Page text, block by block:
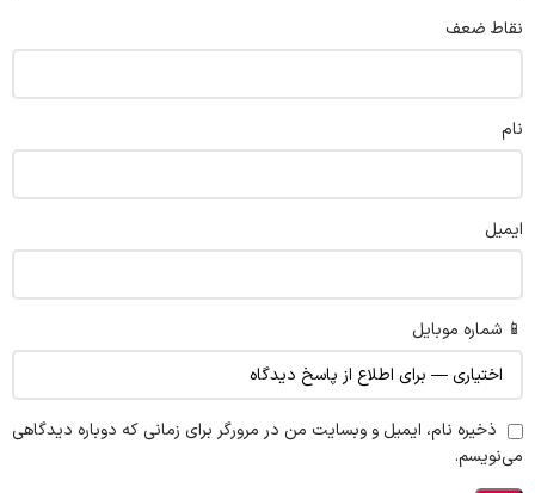
نقاط ضعف
نام
ایمیل
📱 شماره موبایل
ذخیره نام، ایمیل و وبسایت من در مرورگر برای زمانی که دوباره دیدگاهی
می‌نویسم.